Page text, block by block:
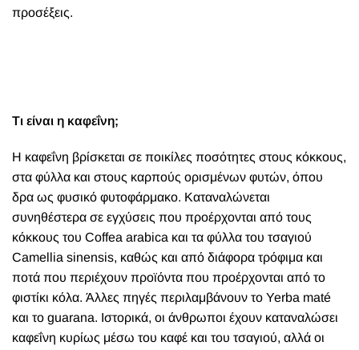
προσέξεις.
Τι είναι η καφεΐνη;
Η καφεΐνη βρίσκεται σε ποικίλες ποσότητες στους κόκκους,
στα φύλλα και στους καρπούς ορισμένων φυτών, όπου
δρα ως φυσικό φυτοφάρμακο. Καταναλώνεται
συνηθέστερα σε εγχύσεις που προέρχονται από τους
κόκκους του Coffea arabica και τα φύλλα του τσαγιού
Camellia sinensis, καθώς και από διάφορα τρόφιμα και
ποτά που περιέχουν προϊόντα που προέρχονται από το
φιστίκι κόλα. Άλλες πηγές περιλαμβάνουν το Yerba maté
και το guarana. Ιστορικά, οι άνθρωποι έχουν καταναλώσει
καφεΐνη κυρίως μέσω του καφέ και του τσαγιού, αλλά οι